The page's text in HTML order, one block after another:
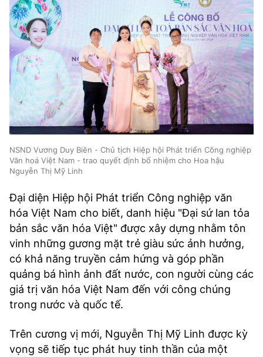
NSND Vương Duy Biên - Chủ tịch Hiệp hội Phát triển Công nghiệp
Văn hoá Việt Nam - trao quyết định bổ nhiệm cho Hoa hậu
Nguyễn Thị Mỹ Linh
Đại diện Hiệp hội Phát triển Công nghiệp văn
hóa Việt Nam cho biết, danh hiệu "Đại sứ lan tỏa
bản sắc văn hóa Việt" được xây dựng nhằm tôn
vinh những gương mặt trẻ giàu sức ảnh hưởng,
có khả năng truyền cảm hứng và góp phần
quảng bá hình ảnh đất nước, con người cùng các
giá trị văn hóa Việt Nam đến với công chúng
trong nước và quốc tế.
Trên cương vị mới, Nguyễn Thị Mỹ Linh được kỳ
vọng sẽ tiếp tục phát huy tinh thần của một